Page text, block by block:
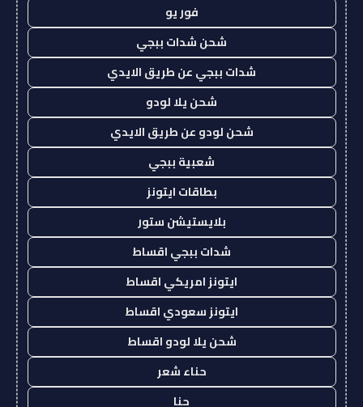
فور يو
شحن شدات ببجي
شدات ببجي عن طريق الايدي
شحن يلا لودو
شحن لودو عن طريق الايدي
شعبية ببجي
بطاقات ايتونز
بلايستيشن ستور
شدات ببجي اقساط
ايتونز امريكي اقساط
ايتونز سعودي اقساط
شحن يلا لودو اقساط
حناء شعر
حنا